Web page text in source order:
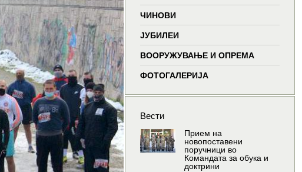
windowwindowwindow
ЧИНОВИ
ЈУБИЛЕИ
ВООРУЖУВАЊЕ И ОПРЕМА
ФОТОГАЛЕРИЈА
Вести
Прием на
новопоставени
поручници во
Командата за обука и
доктрини